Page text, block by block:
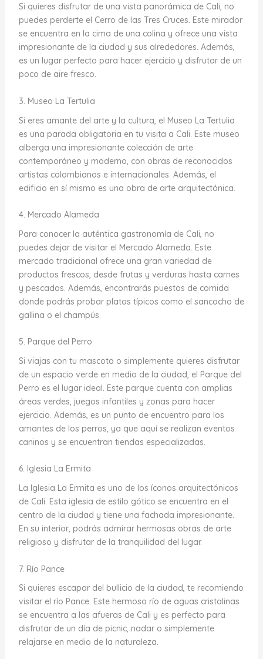
Si quieres disfrutar de una vista panorámica de Cali, no
puedes perderte el Cerro de las Tres Cruces. Este mirador
se encuentra en la cima de una colina y ofrece una vista
impresionante de la ciudad y sus alrededores. Además,
es un lugar perfecto para hacer ejercicio y disfrutar de un
poco de aire fresco.
3. Museo La Tertulia
Si eres amante del arte y la cultura, el Museo La Tertulia
es una parada obligatoria en tu visita a Cali. Este museo
alberga una impresionante colección de arte
contemporáneo y moderno, con obras de reconocidos
artistas colombianos e internacionales. Además, el
edificio en sí mismo es una obra de arte arquitectónica.
4. Mercado Alameda
Para conocer la auténtica gastronomía de Cali, no
puedes dejar de visitar el Mercado Alameda. Este
mercado tradicional ofrece una gran variedad de
productos frescos, desde frutas y verduras hasta carnes
y pescados. Además, encontrarás puestos de comida
donde podrás probar platos típicos como el sancocho de
gallina o el champús.
5. Parque del Perro
Si viajas con tu mascota o simplemente quieres disfrutar
de un espacio verde en medio de la ciudad, el Parque del
Perro es el lugar ideal. Este parque cuenta con amplias
áreas verdes, juegos infantiles y zonas para hacer
ejercicio. Además, es un punto de encuentro para los
amantes de los perros, ya que aquí se realizan eventos
caninos y se encuentran tiendas especializadas.
6. Iglesia La Ermita
La Iglesia La Ermita es uno de los íconos arquitectónicos
de Cali. Esta iglesia de estilo gótico se encuentra en el
centro de la ciudad y tiene una fachada impresionante.
En su interior, podrás admirar hermosas obras de arte
religioso y disfrutar de la tranquilidad del lugar.
7. Río Pance
Si quieres escapar del bullicio de la ciudad, te recomiendo
visitar el río Pance. Este hermoso río de aguas cristalinas
se encuentra a las afueras de Cali y es perfecto para
disfrutar de un día de picnic, nadar o simplemente
relajarse en medio de la naturaleza.